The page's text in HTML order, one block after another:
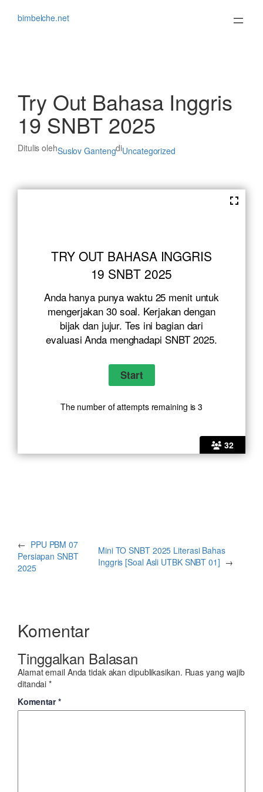
bimbelche.net
Try Out Bahasa Inggris
19 SNBT 2025
Ditulis olehSuslov GantengdiUncategorized
32
TRY OUT BAHASA INGGRIS
19 SNBT 2025
Anda hanya punya waktu 25 menit untuk
mengerjakan 30 soal. Kerjakan dengan
bijak dan jujur. Tes ini bagian dari
evaluasi Anda menghadapi SNBT 2025.
The number of attempts remaining is 3
← PPU PBM 07
Persiapan SNBT
2025
Mini TO SNBT 2025 Literasi Bahas
Inggris [Soal Asli UTBK SNBT 01] →
Komentar
Tinggalkan Balasan
Alamat email Anda tidak akan dipublikasikan. Ruas yang wajib
ditandai*
Komentar*